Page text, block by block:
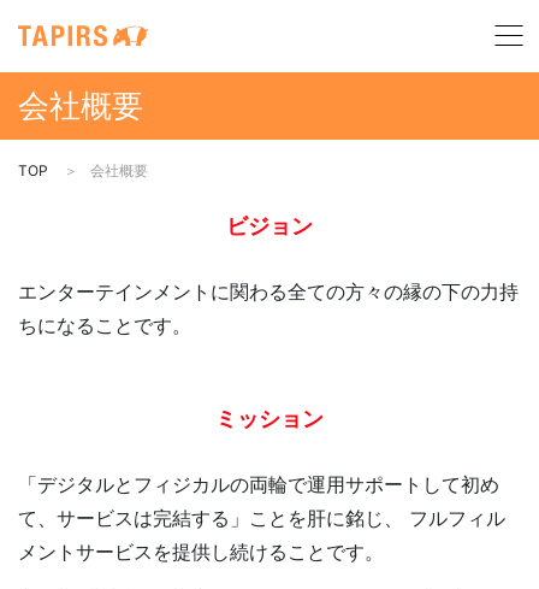
会社概要
TOP 会社概要
ビジョン
エンターテインメントに関わる全ての方々の縁の下の力持
ちになることです。
ミッション
「デジタルとフィジカルの両輪で運用サポートして初め
て、サービスは完結する」ことを肝に銘じ、
フルフィル
メントサービスを提供し続けることです。